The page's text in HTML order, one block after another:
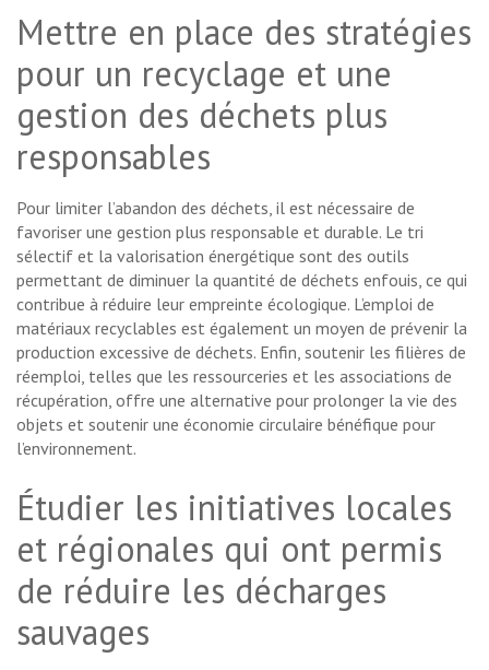
Mettre en place des stratégies
pour un recyclage et une
gestion des déchets plus
responsables
Pour limiter l’abandon des déchets, il est nécessaire de
favoriser une gestion plus responsable et durable. Le tri
sélectif et la valorisation énergétique sont des outils
permettant de diminuer la quantité de déchets enfouis, ce qui
contribue à réduire leur empreinte écologique. L’emploi de
matériaux recyclables est également un moyen de prévenir la
production excessive de déchets. Enfin, soutenir les filières de
réemploi, telles que les ressourceries et les associations de
récupération, offre une alternative pour prolonger la vie des
objets et soutenir une économie circulaire bénéfique pour
l’environnement.
Étudier les initiatives locales
et régionales qui ont permis
de réduire les décharges
sauvages